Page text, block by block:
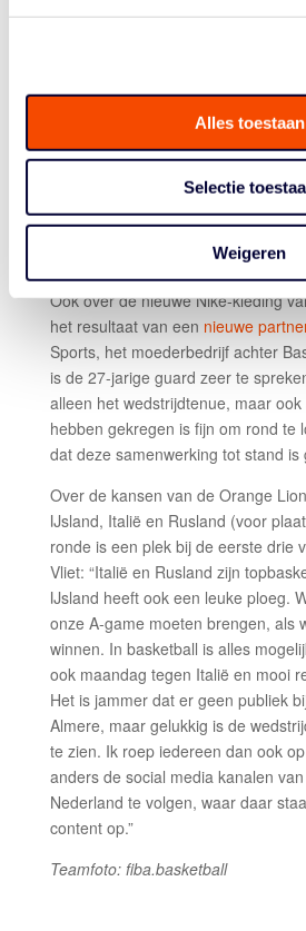
Alles toestaan
Selectie
Weigeren
een paar dagen een kamer met
probleem om een kamer met
vorige window in Turkije, toen we
Europees Kampioenschap, hadden
eigen kamer. Maar dit is ook goed.
is, gaat het licht uit. Als je met z’n
deelt, toon je respect voor elkaar.”
Ook over de nieuwe Nike-kleding
het resultaat van een nieuwe
Sports, het moederbedrijf achter
is de 27-jarige guard zeer te
alleen het wedstrijdtenue, maar
hebben gekregen is fijn om rond te
dat deze samenwerking tot stand is
Over de kansen van de Orange
IJsland, Italië en Rusland (voor
ronde is een plek bij de eerste drie
Vliet: “Italië en Rusland zijn
IJsland heeft ook een leuke ploeg.
onze A-game moeten brengen, als
winnen. In basketball is alles
ook maandag tegen Italië en mooi
Het is jammer dat er geen publiek
Almere, maar gelukkig is de
te zien. Ik roep iedereen dan ook
anders de social media kanalen
Nederland te volgen, waar daar
content op.”
Teamfoto: fiba.basketball